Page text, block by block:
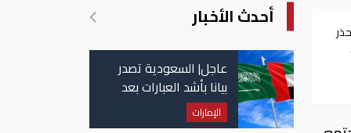
أحدث الأخبار
عاجل| السعودية تصدر
بيانا بأشد العبارات بعد
استهداف إيران لناقلة
إماراتية
الإمارات